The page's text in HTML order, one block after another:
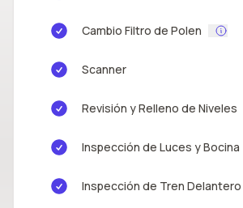
Cambio Filtro de Polen
Scanner
Revisión y Relleno de Niveles
Inspección de Luces y Bocina
Inspección de Tren Delantero